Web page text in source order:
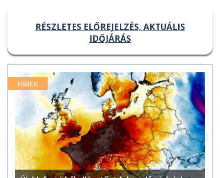
RÉSZLETES ELŐREJELZÉS, AKTUÁLIS
IDŐJÁRÁS
HÍREK